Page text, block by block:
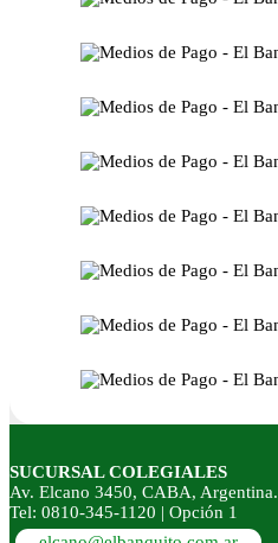
SUCURSAL COLEGIALES
Av. Elcano 3450, CABA, Argentina.
Tel: 0810-345-1120 | Opción 1